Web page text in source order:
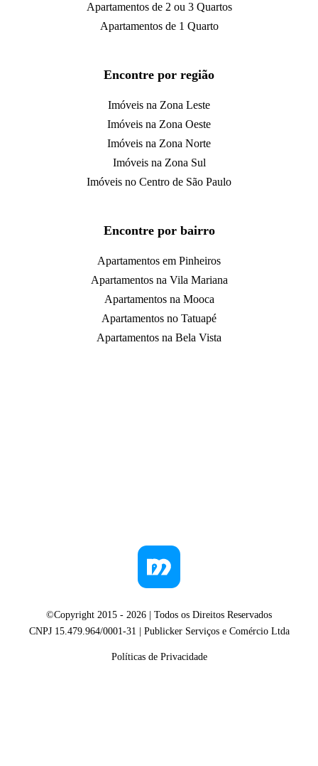
Apartamentos de 2 ou 3 Quartos
Apartamentos de 1 Quarto
Encontre por região
Imóveis na Zona Leste
Imóveis na Zona Oeste
Imóveis na Zona Norte
Imóveis na Zona Sul
Imóveis no Centro de São Paulo
Encontre por bairro
Apartamentos em Pinheiros
Apartamentos na Vila Mariana
Apartamentos na Mooca
Apartamentos no Tatuapé
Apartamentos na Bela Vista
©Copyright 2015 - 2026 | Todos os Direitos Reservados
CNPJ 15.479.964/0001-31 | Publicker Serviços e Comércio Ltda
Políticas de Privacidade